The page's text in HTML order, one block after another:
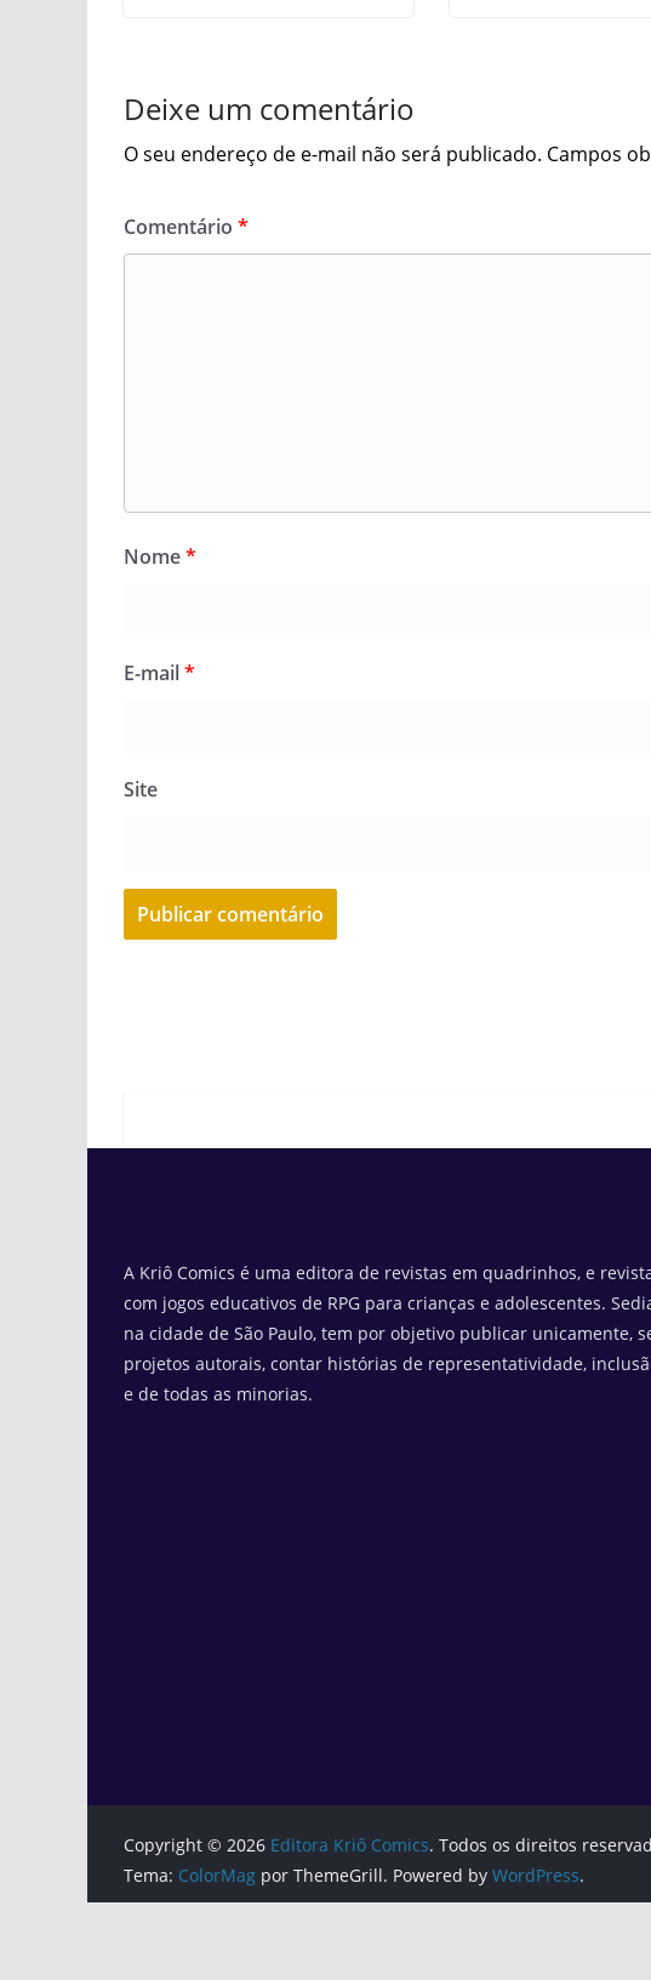
Deixe um comentário
O seu endereço de e-mail não será publicado. Campos
Comentário *
Nome*
E-mail*
Site
A Kriô Comics é uma editora de revistas em quadrinhos, e
com jogos educativos de RPG para crianças e adolescentes.
na cidade de São Paulo, tem por objetivo publicar unicamente,
projetos autorais, contar histórias de representatividade,
e de todas as minorias.
Copyright © 2026 Editora Kriô Comics. Todos os direitos
Tema: ColorMag por ThemeGrill. Powered by WordPress.